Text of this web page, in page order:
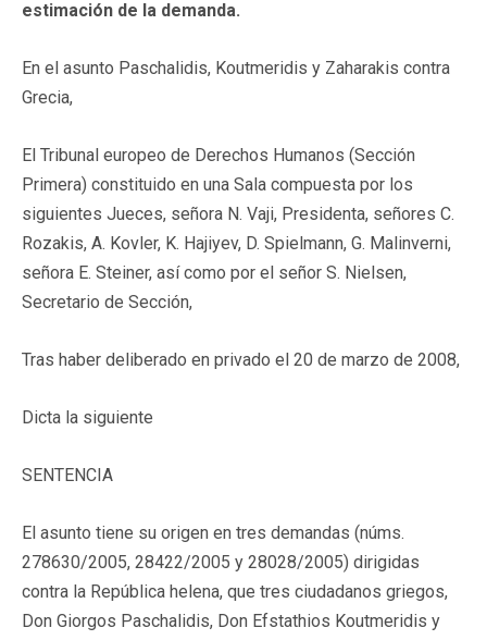
estimación de la demanda.
En el asunto Paschalidis, Koutmeridis y Zaharakis contra
Grecia,
El Tribunal europeo de Derechos Humanos (Sección
Primera) constituido en una Sala compuesta por los
siguientes Jueces, señora N. Vaji, Presidenta, señores C.
Rozakis, A. Kovler, K. Hajiyev, D. Spielmann, G. Malinverni,
señora E. Steiner, así como por el señor S. Nielsen,
Secretario de Sección,
Tras haber deliberado en privado el 20 de marzo de 2008,
Dicta la siguiente
SENTENCIA
El asunto tiene su origen en tres demandas (núms.
278630/2005, 28422/2005 y 28028/2005) dirigidas
contra la República helena, que tres ciudadanos griegos,
Don Giorgos Paschalidis, Don Efstathios Koutmeridis y